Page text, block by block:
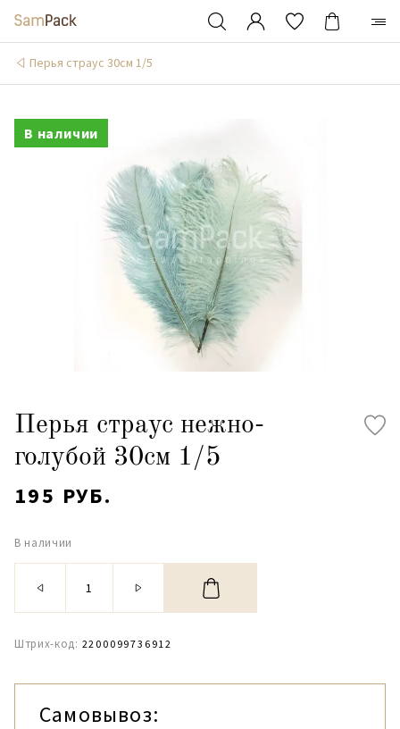
Перья страус 30см 1/5
В наличии
Перья страус нежно-
голубой 30см 1/5
195 РУБ.
В наличии
Штрих-код: 2200099736912
Самовывоз: